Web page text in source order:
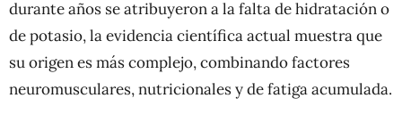
durante años se atribuyeron a la falta de hidratación o
de potasio, la evidencia científica actual muestra que
su origen es más complejo, combinando factores
neuromusculares, nutricionales y de fatiga acumulada.